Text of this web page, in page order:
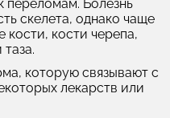
переломам. Болезнь
скелета, однако чаще
кости черепа,
которую связывают с
лекарств или